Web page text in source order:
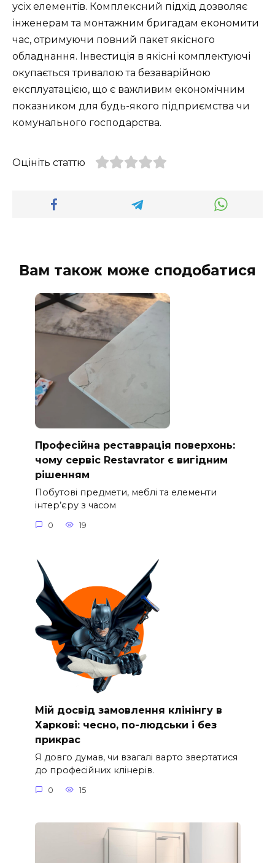
усіх елементів. Комплексний підхід дозволяє
інженерам та монтажним бригадам економити
час, отримуючи повний пакет якісного
обладнання. Інвестиція в якісні комплектуючі
окупається тривалою та безаварійною
експлуатацією, що є важливим економічним
показником для будь-якого підприємства чи
комунального господарства.
Оцініть статтю
Вам також може сподобатися
Професійна реставрація поверхонь:
чому сервіс Restavrator є вигідним
рішенням
Побутові предмети, меблі та елементи
інтер’єру з часом
0 19
Мій досвід замовлення клінінгу в
Харкові: чесно, по-людськи і без
прикрас
Я довго думав, чи взагалі варто звертатися
до професійних клінерів.
0 15